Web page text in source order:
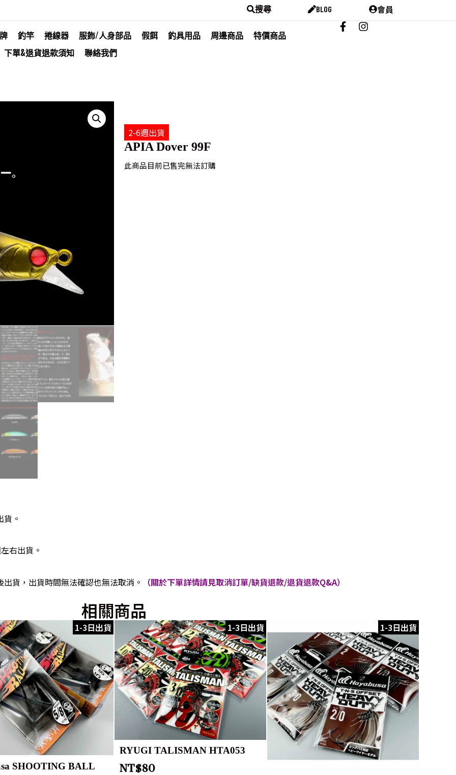
搜尋 BLOG 會員
釣竿 捲線器 服飾/人身部品 假餌 釣具用品 周邊商品
特價商品
下單&退貨退款須知
聯絡我們
2-6週出貨
APIA Dover 99F
此商品目前已售完無法訂購
。
右出貨。
貨，出貨時間無法確認也無法取消。 （關於下單詳情請見取消訂單/缺貨退款/退貨退款Q&A）
相關商品
1-3日出貨
SHOOTING BALL
1-3日出貨
RYUGI TALISMAN HTA053
NT$80
1-3日出貨